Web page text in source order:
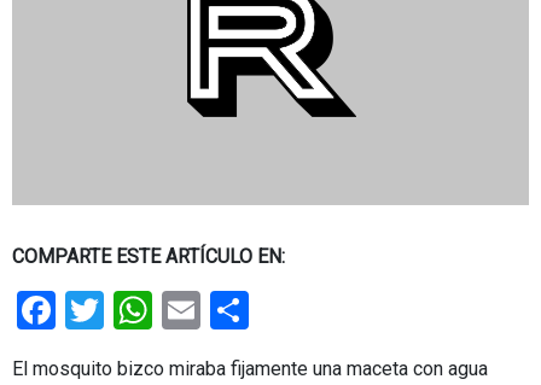
COMPARTE ESTE ARTÍCULO EN:
Facebook
Twitter
WhatsApp
Email
El mosquito bizco miraba fijamente una maceta con agua